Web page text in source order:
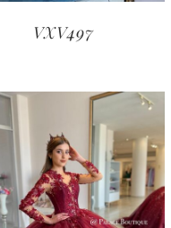
VXV497